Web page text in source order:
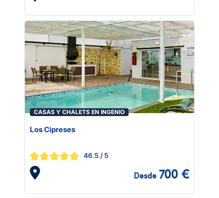
CASAS Y CHALETS EN INGENIO
Los Cipreses
46.5 / 5
Desde 700 €